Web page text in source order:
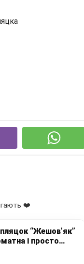
❤️
“Жешов’як”
і просто
до будь-якого